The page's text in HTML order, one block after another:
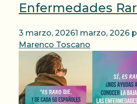
Enfermedades
3 marzo, 20261 marzo, 2026
Marenco Toscano